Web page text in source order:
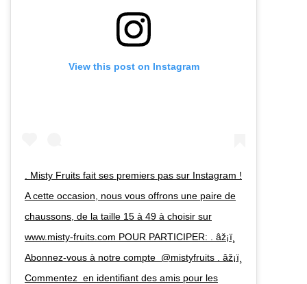
View this post on Instagram
. Misty Fruits fait ses premiers pas sur Instagram !
A cette occasion, nous vous offrons une paire de
chaussons, de la taille 15 à 49 à choisir sur
www.misty-fruits.com POUR PARTICIPER: . âž¡ï¸
Abonnez-vous à notre compte @mistyfruits . âž¡ï¸
Commentez en identifiant des amis pour les